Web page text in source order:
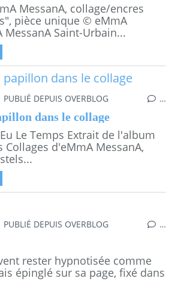
MessanA, collage/encres
pièce unique © eMmA
Saint-Urbain...
PUBLIÉ DEPUIS OVERBLOG …
dans le collage
Le Temps Extrait de l'album
Collages d'eMmA MessanA,
PUBLIÉ DEPUIS OVERBLOG …
rester hypnotisée comme
épinglé sur sa page, fixé dans